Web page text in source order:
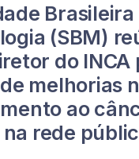
Brasileira
(SBM)
do INCA
melhorias
ao
na rede